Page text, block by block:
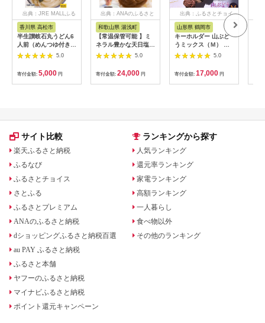
出典：JRE MALLふる
さと納税
香川県 高松市
半生讃岐石丸うどん6
人前（めんつゆ付き）
麺300g×2袋
5.0
寄付金額: 5,000 円
出典：ANAのふるさと
和歌山県 湯浅町
【常温保管可能 】ミ
ネラル豊かな天日塩だ
けで漬けた無添加梅干
し2kg 梅ボーイズ｜
B201_EP6024
5.0
寄付金額: 24,000 円
出典：ふるさとチョイ
山形県 鶴岡市
キーホルダー 山ぶど
うミックス（Ｍ） 山
形県鶴岡市 アトリエ
かおる | 山葡萄 雑貨
キーホルダー ギフト
贈り物 お取り寄せ 返
礼品
5.0
寄付金額: 17,000 円
サイト比較
楽天ふるさと納税
ふるなび
ふるさとチョイス
さとふる
ふるさとプレミアム
ANAのふるさと納税
dショッピングふるさと納税百選
au PAY ふるさと納税
ふるさと本舗
ヤフーのふるさと納税
マイナビふるさと納税
ポイント還元キャンペーン
ランキングから探す
人気ランキング
還元率ランキング
家電ランキング
高額ランキング
一人暮らし
食べ物以外
その他のランキング